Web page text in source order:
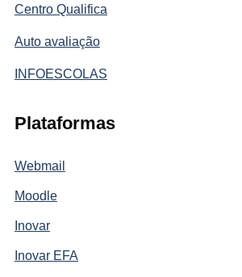
Centro Qualifica
Auto avaliação
INFOESCOLAS
Plataformas
Webmail
Moodle
Inovar
Inovar EFA